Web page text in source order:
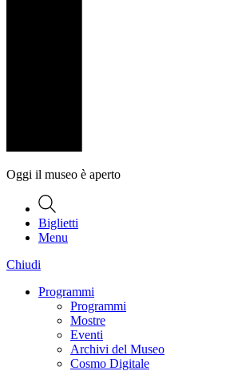
Oggi il museo è aperto
Biglietti
Menu
Chiudi
Programmi
Programmi
Mostre
Eventi
Archivi del Museo
Cosmo Digitale